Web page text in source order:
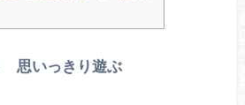
思いっきり遊ぶ